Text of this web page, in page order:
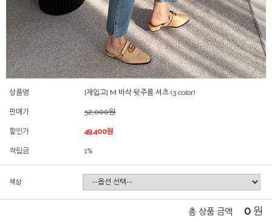
상품명 [재입고] M 바삭 뒷주름 셔츠 (3 color)
판매가 52,000원
할인가 49,400원
적립금 1%
색상
총 상품 금액 0 원